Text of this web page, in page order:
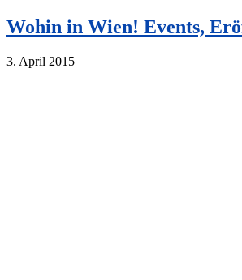
Wohin in Wien! Events,
3. April 2015